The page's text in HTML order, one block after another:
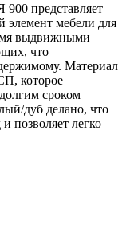
представляет
мебели для
выдвижными
что
Материал
которое
сроком
дуб делано, что
позволяет легко